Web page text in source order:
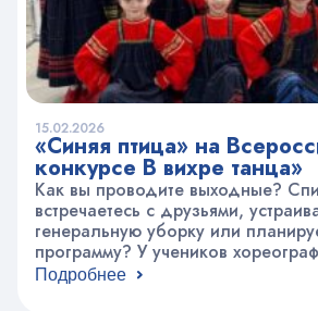
15.02.2026
«Синяя птица» на
конкурсе В вихре танца»
Как вы проводите выходные?
встречаетесь с друзьями,
генеральную уборку или
программу? У учеников
«Синяя птица» выходные
Подробнее